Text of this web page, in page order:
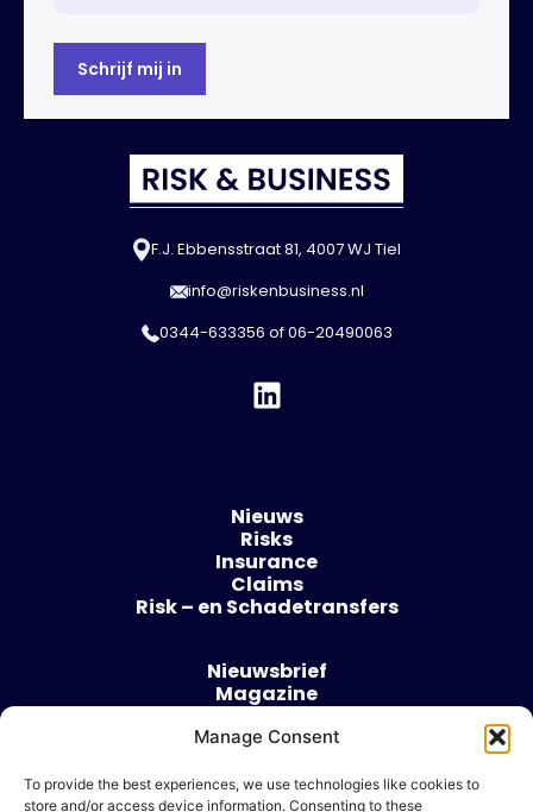
Manage Consent
To provide the best experiences, we use technologies like cookies to
store and/or access device information. Consenting to these
F.J. Ebbensstraat 81, 4007 WJ Tiel
info@riskenbusiness.nl
0344-633356 of06-20490063
Nieuws
Risks
Insurance
Claims
Risk – en Schadetransfers
Nieuwsbrief
Magazine
Over